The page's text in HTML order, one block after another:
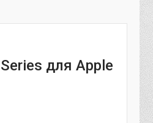
для Apple